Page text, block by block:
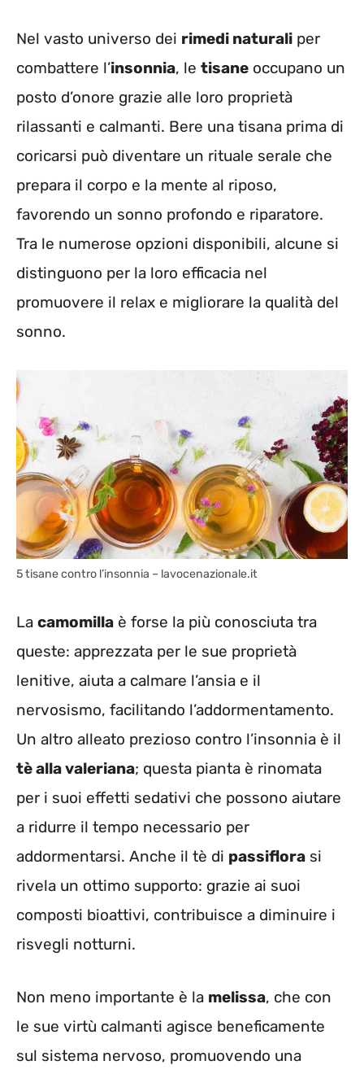
Nel vasto universo dei rimedi naturali per
combattere l’insonnia, le tisane occupano un
posto d’onore grazie alle loro proprietà
rilassanti e calmanti. Bere una tisana prima di
coricarsi può diventare un rituale serale che
prepara il corpo e la mente al riposo,
favorendo un sonno profondo e riparatore.
Tra le numerose opzioni disponibili, alcune si
distinguono per la loro efficacia nel
promuovere il relax e migliorare la qualità del
sonno.
5 tisane contro l’insonnia – lavocenazionale.it
La camomilla è forse la più conosciuta tra
queste: apprezzata per le sue proprietà
lenitive, aiuta a calmare l’ansia e il
nervosismo, facilitando l’addormentamento.
Un altro alleato prezioso contro l’insonnia è il
tè alla valeriana; questa pianta è rinomata
per i suoi effetti sedativi che possono aiutare
a ridurre il tempo necessario per
addormentarsi. Anche il tè di passiflora si
rivela un ottimo supporto: grazie ai suoi
composti bioattivi, contribuisce a diminuire i
risvegli notturni.
Non meno importante è la melissa, che con
le sue virtù calmanti agisce beneficamente
sul sistema nervoso, promuovendo una